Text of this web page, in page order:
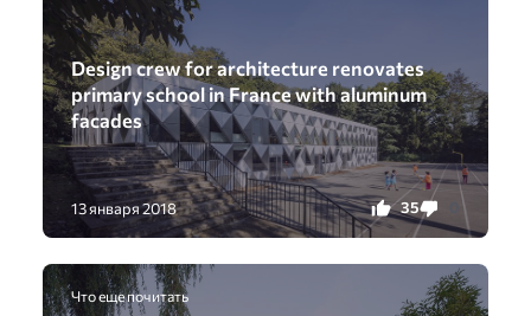
Design crew for architecture renovates
primary school in France with aluminum
facades
13 января 2018 35
Что еще почитать